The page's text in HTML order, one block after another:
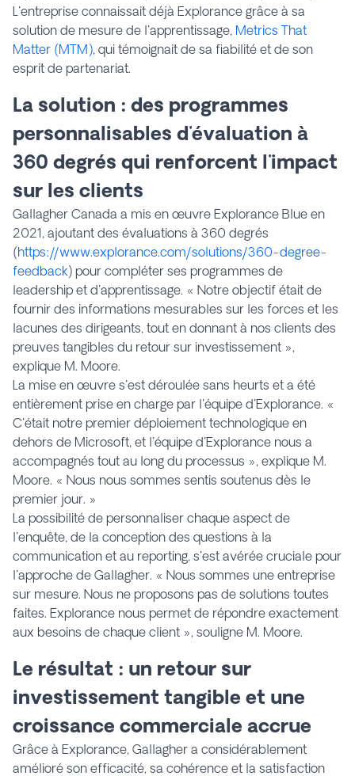
L'entreprise connaissait déjà Explorance grâce à sa
solution de mesure de l'apprentissage, Metrics That
Matter (MTM), qui témoignait de sa fiabilité et de son
esprit de partenariat.
La solution : des programmes
personnalisables d'évaluation à
360 degrés qui renforcent l'impact
sur les clients
Gallagher Canada a mis en œuvre Explorance Blue en
2021, ajoutant des évaluations à 360 degrés
(https://www.explorance.com/solutions/360-degree-
feedback) pour compléter ses programmes de
leadership et d'apprentissage. « Notre objectif était de
fournir des informations mesurables sur les forces et les
lacunes des dirigeants, tout en donnant à nos clients des
preuves tangibles du retour sur investissement »,
explique M. Moore.
La mise en œuvre s'est déroulée sans heurts et a été
entièrement prise en charge par l'équipe d'Explorance. «
C'était notre premier déploiement technologique en
dehors de Microsoft, et l'équipe d'Explorance nous a
accompagnés tout au long du processus », explique M.
Moore. « Nous nous sommes sentis soutenus dès le
premier jour. »
La possibilité de personnaliser chaque aspect de
l'enquête, de la conception des questions à la
communication et au reporting, s'est avérée cruciale pour
l'approche de Gallagher. « Nous sommes une entreprise
sur mesure. Nous ne proposons pas de solutions toutes
faites. Explorance nous permet de répondre exactement
aux besoins de chaque client », souligne M. Moore.
Le résultat : un retour sur
investissement tangible et une
croissance commerciale accrue
Grâce à Explorance, Gallagher a considérablement
amélioré son efficacité, sa cohérence et la satisfaction